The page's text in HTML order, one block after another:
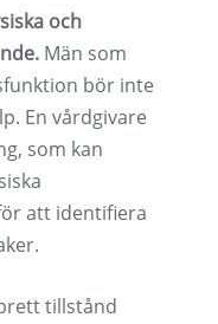
och
Män som
bör inte
En vårdgivare
som kan
att identifiera
tillstånd